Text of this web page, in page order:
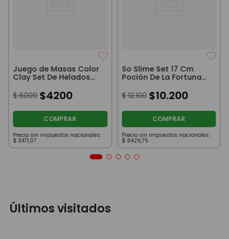
Juego de Masas Color
Clay Set De Helados
Paleta
$ 6000 $4200
COMPRAR
Precio sin impuestos nacionales:
$ 3471,07
So Slime Set 17 Cm
Poción De La Fortuna
$ 12.100 $10.200
COMPRAR
Precio sin impuestos nacionales:
$ 8429,75
Últimos visitados